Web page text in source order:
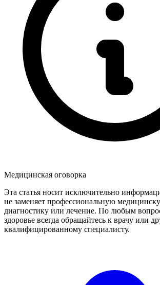
Медицинская оговорка
Эта статья носит исключительно
не заменяет профессиональную
диагностику или лечение. По любым
здоровье всегда обращайтесь к врачу или
квалифицированному специалисту.